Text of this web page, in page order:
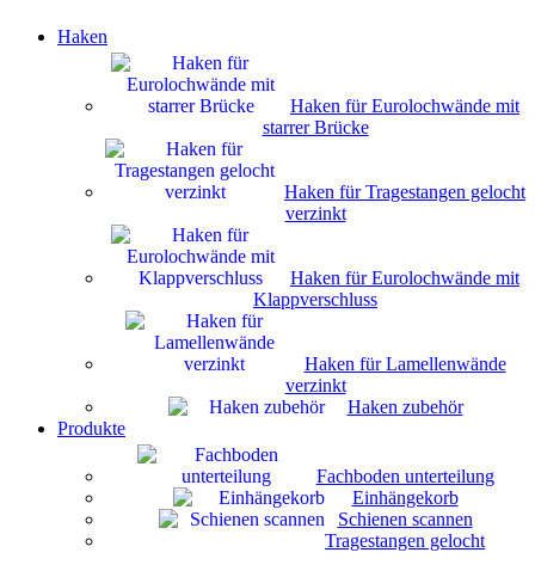
Haken
Haken für Eurolochwände mit
starrer Brücke
Haken für Tragestangen gelocht
verzinkt
Haken für Eurolochwände mit
Klappverschluss
Haken für Lamellenwände
verzinkt
Haken zubehör
Produkte
Fachboden unterteilung
Einhängekorb
Schienen scannen
Tragestangen gelocht